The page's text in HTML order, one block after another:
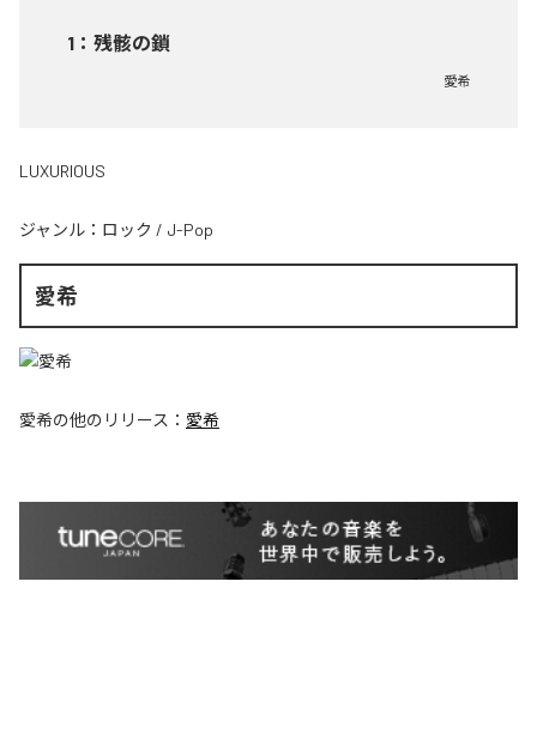
1 ： 残骸の鎖
愛希
LUXURIOUS
ジャンル： ロック / J-Pop
愛希
愛希の他のリリース： 愛希